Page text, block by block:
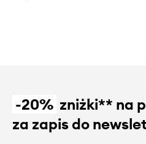
-20% zniżki** na
za zapis do